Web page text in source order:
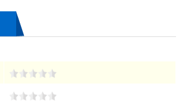
赵小姐 询
王小姐 询
煜小姐 询 ARMH-700罗茨鼓风机